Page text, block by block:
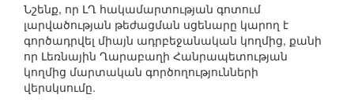
Նշենք, որ ԼՂ հակամարտության գոտում
լարվածության թեժացման սցենարը կարող է
գործադրվել միայն ադրբեջանական կողմից, քանի
որ Լեռնային Ղարաբաղի Հանրապետության
կողմից մարտական գործողությունների
վերսկսումը.